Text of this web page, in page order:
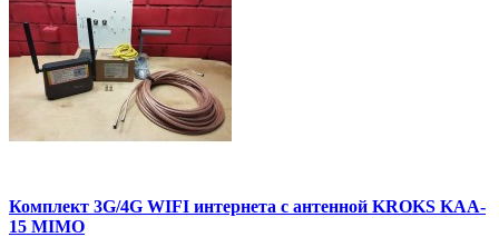
Комплект 3G/4G WIFI интернета с антенной KROKS KAA-
15 MIMO